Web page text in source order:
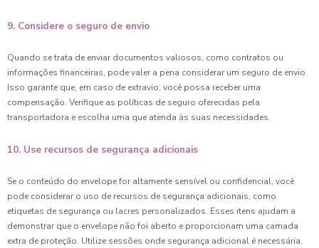
9. Considere o seguro de envio
Quando se trata de enviar documentos valiosos, como contratos ou
informações financeiras, pode valer a pena considerar um seguro de envio.
Isso garante que, em caso de extravio, você possa receber uma
compensação. Verifique as políticas de seguro oferecidas pela
transportadora e escolha uma que atenda às suas necessidades.
10. Use recursos de segurança adicionais
Se o conteúdo do envelope for altamente sensível ou confidencial, você
pode considerar o uso de recursos de segurança adicionais, como
etiquetas de segurança ou lacres personalizados. Esses itens ajudam a
demonstrar que o envelope não foi aberto e proporcionam uma camada
extra de proteção. Utilize sessões onde segurança adicional é necessária,